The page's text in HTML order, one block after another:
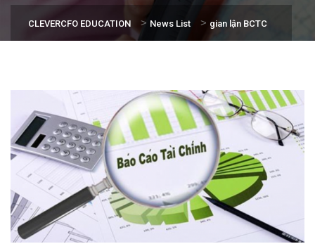
CLEVERCFO EDUCATION > News List > gian lận BCTC